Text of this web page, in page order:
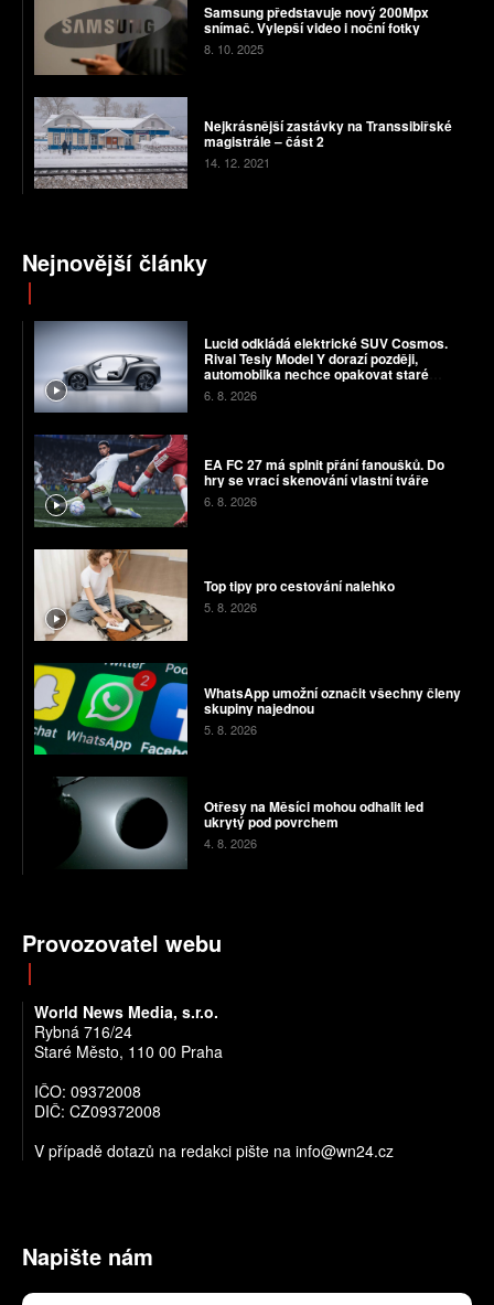
Samsung představuje nový 200Mpx
snímač. Vylepší video i noční fotky
8. 10. 2025
Nejkrásnější zastávky na Transsibiřské
magistrále – část 2
14. 12. 2021
Nejnovější články
Lucid odkládá elektrické SUV Cosmos.
Rival Tesly Model Y dorazí později,
automobilka nechce opakovat staré
chyby
6. 8. 2026
EA FC 27 má splnit přání fanoušků. Do
hry se vrací skenování vlastní tváře
6. 8. 2026
Top tipy pro cestování nalehko
5. 8. 2026
WhatsApp umožní označit všechny členy
skupiny najednou
5. 8. 2026
Otřesy na Měsíci mohou odhalit led
ukrytý pod povrchem
4. 8. 2026
Provozovatel webu
World News Media, s.r.o.
Rybná 716/24
Staré Město, 110 00 Praha
IČO: 09372008
DIČ: CZ09372008
V případě dotazů na redakci pište na info@wn24.cz
Napište nám